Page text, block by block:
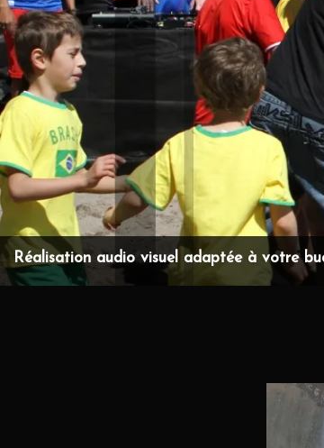
Réalisation audio visuel adaptée à votre